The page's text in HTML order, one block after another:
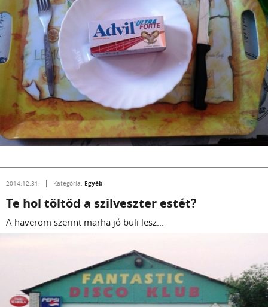
2014.12.31. Kategória: Egyéb
Te hol töltöd a szilveszter estét?
A haverom szerint marha jó buli lesz...